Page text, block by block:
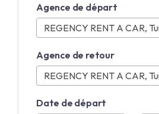
Agence de départ
Agence de retour
Date de départ